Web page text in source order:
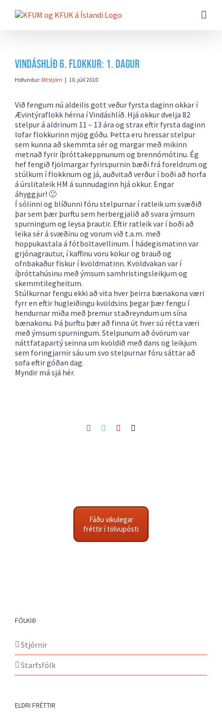
beint
Vindáshlíð 6. flokkur: 1. dagur
Höfundur: Ritstjórn | 10. júlí 2010
Við fengum nú aldeilis gott veður fyrsta daginn okkar í
Ævintýraflokk hérna í Vindáshlíð. Hjá okkur dvelja 82
stelpur á aldrinum 11 – 13 ára og strax eftir fyrsta daginn
lofar flokkurinn mjög góðu. Þetta eru hressar stelpur
sem kunna að skemmta sér og margar með mikinn
metnað fyrir íþróttakeppnunum og brennómótinu. Ég
hef fengið fjölmargar fyrirspurnin bæði frá foreldrum og
stúlkum í flokknum og já, auðvitað verður í boði að horfa
á úrslitaleik HM á sunnudaginn hjá okkur. Engar
áhyggjur! 🙂
Í sólinni og blíðunni fóru stelpurnar í ratleik um svæðið
þar sem þær þurftu sem herbergjalið að svara ýmsum
spurningum og leysa þrautir. Eftir ratleik var í boði að
leika sér á svæðinu og vorum við t.a.m. með
hoppukastala á fótboltavellinum. Í hádegismatinn var
grjónagrautur, í kaffinu voru kökur og brauð og
ofnbakaður fiskur í kvöldmatinn. Kvöldvakan var í
íþróttahúsinu með ýmsum samhristingsleikjum og
skemmtilegheitum.
Stúlkurnar fengu ekki að vita hver þeirra bænakona væri
fyrr en eftir hugleiðingu kvöldsins þegar þær fengu í
hendurnar miða með þremur staðreyndum um sína
bænakonu. Þá þurftu þær að finna út hver sú rétta væri
með ýmsum spurningum. Stelpunum að óvörum var
náttfatapartý seinna um kvöldið með dans og leikjum
sem foringjarnir sáu um svo stelpurnar fóru sáttar að
sofa eftir góðan dag.
Myndir má sjá hér.
Facebook
TwitterPinterest
Fáðu vikulegar
fréttir í tölvupósti
FÓLKIÐ
Stjórnir
Starfsfólk
ELDRI FRÉTTIR